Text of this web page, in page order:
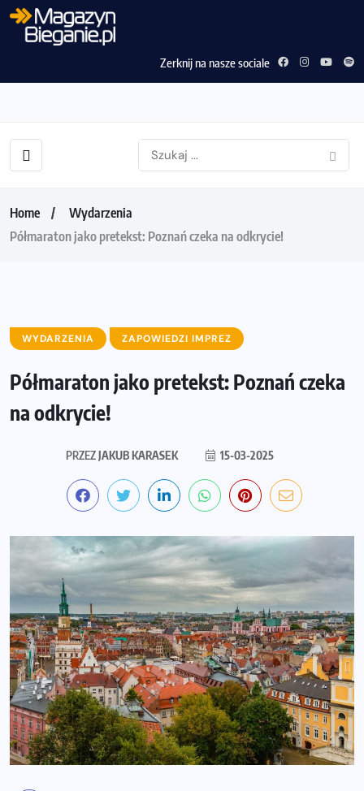
Zerknij na nasze sociale
Home
Wydarzenia
Półmaraton jako pretekst: Poznań czeka na odkrycie!
WYDARZENIA ZAPOWIEDZI IMPREZ
Półmaraton jako pretekst: Poznań czeka
na odkrycie!
PRZEZJAKUB KARASEK 15-03-2025